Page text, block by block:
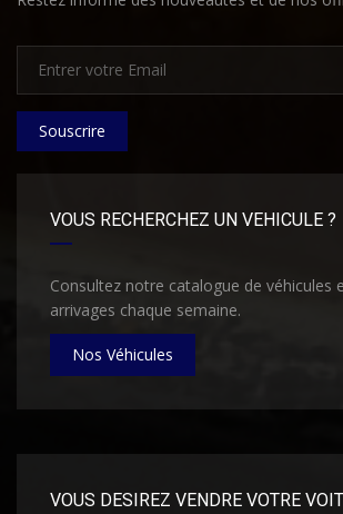
Souscrire
VOUS RECHERCHEZ UN VEHICULE ?
Consultez notre catalogue de véhicules
arrivages chaque semaine.
Nos Véhicules
VOUS DESIREZ VENDRE VOTRE